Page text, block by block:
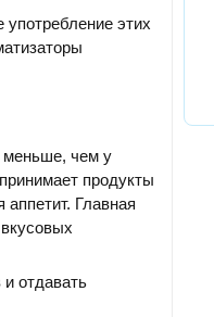
этих
меньше, чем у
продукты
Главная
отдавать